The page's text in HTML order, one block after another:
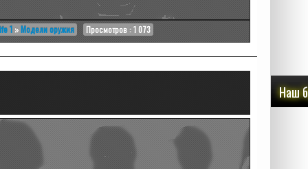
1 »Модели оружия Просмотров : 1 073
Наш